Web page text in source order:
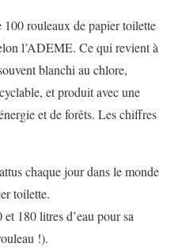
100 rouleaux de papier toilette
l’ADEME. Ce qui revient à
blanchi au chlore,
et produit avec une
et de forêts. Les chiffres
chaque jour dans le monde
toilette.
180 litres d’eau pour sa
!).